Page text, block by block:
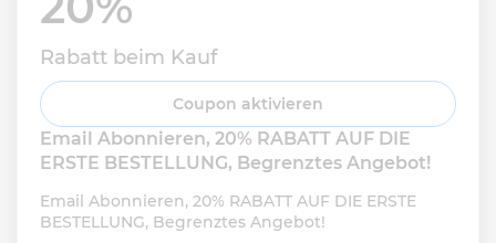
Rabatt beim Kauf
Coupon aktivieren
Email Abonnieren, 20% RABATT AUF DIE
ERSTE BESTELLUNG, Begrenztes Angebot!
Email Abonnieren, 20% RABATT AUF DIE ERSTE
BESTELLUNG, Begrenztes Angebot!